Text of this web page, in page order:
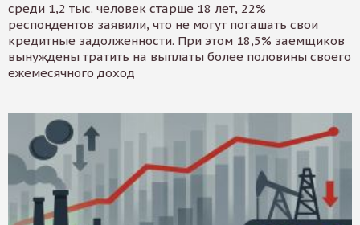
среди 1,2 тыс. человек старше 18 лет, 22%
респондентов заявили, что не могут погашать свои
кредитные задолженности. При этом 18,5% заемщиков
вынуждены тратить на выплаты более половины своего
ежемесячного доход